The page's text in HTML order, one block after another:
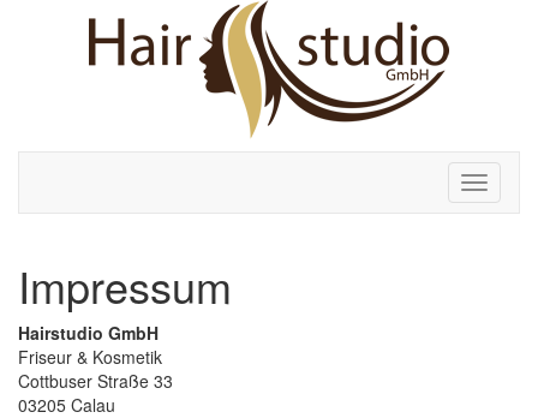
Toggle
Impressum
Hairstudio GmbH
Friseur & Kosmetik
Cottbuser Straße 33
03205 Calau